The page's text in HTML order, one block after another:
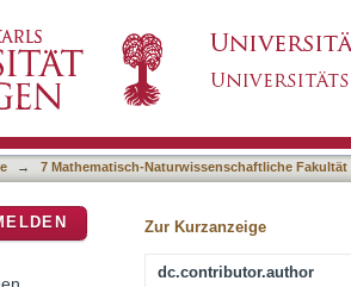
immunity genes
→ 7 Mathematisch-Naturwissenschaftliche Fakultät
Zur Kurzanzeige
dc.contributor.author